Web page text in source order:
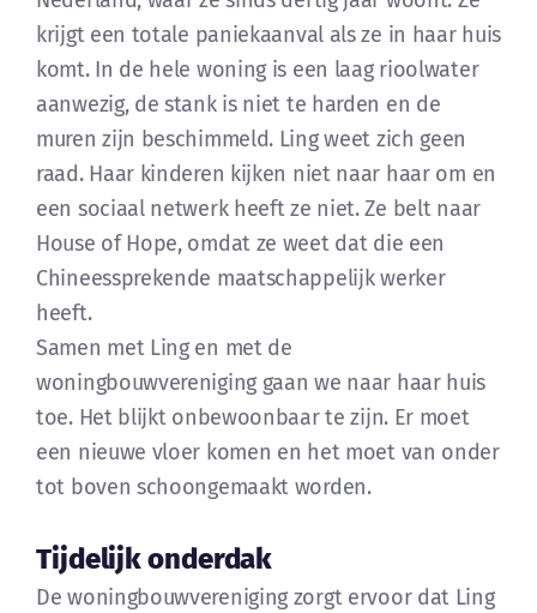
krijgt een totale paniekaanval als ze in haar huis
komt. In de hele woning is een laag rioolwater
aanwezig, de stank is niet te harden en de
muren zijn beschimmeld. Ling weet zich geen
raad. Haar kinderen kijken niet naar haar om en
een sociaal netwerk heeft ze niet. Ze belt naar
House of Hope, omdat ze weet dat die een
Chineessprekende maatschappelijk werker
heeft.
Samen met Ling en met de
woningbouwvereniging gaan we naar haar huis
toe. Het blijkt onbewoonbaar te zijn. Er moet
een nieuwe vloer komen en het moet van onder
tot boven schoongemaakt worden.
Tijdelijk onderdak
De woningbouwvereniging zorgt ervoor dat Ling